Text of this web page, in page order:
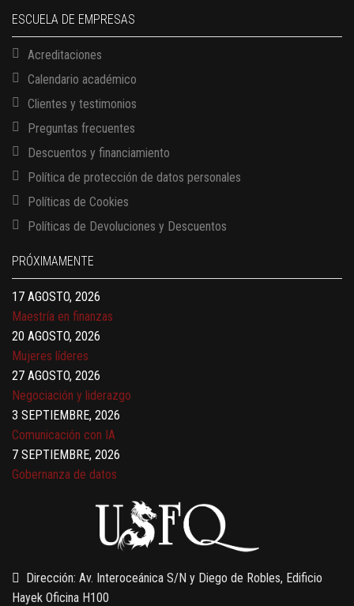
ESCUELA DE EMPRESAS
Acreditaciones
Calendario académico
Clientes y testimonios
Preguntas frecuentes
Descuentos y financiamiento
Política de protección de datos personales
Políticas de Cookies
Políticas de Devoluciones y Descuentos
PRÓXIMAMENTE
13 AGOSTO, 2026
Finanzas para no financieros
Gerencia de empresas familiares
17 AGOSTO, 2026
Maestría en administración de empresas – MBA
17 AGOSTO, 2026
Maestría en finanzas
20 AGOSTO, 2026
Mujeres líderes
27 AGOSTO, 2026
Negociación y liderazgo
3 SEPTIEMBRE, 2026
Comunicación con IA
7 SEPTIEMBRE, 2026
Gobernanza de datos
13 AGOSTO, 2026
Dirección: Av. Interoceánica S/N y Diego de Robles, Edificio
Hayek Oficina H100